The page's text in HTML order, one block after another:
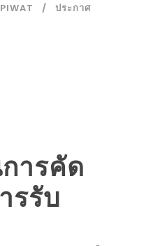
ประกาศ
ารคัด
รรับ